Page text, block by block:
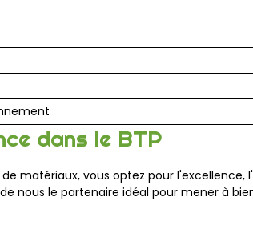
dans le BTP
matériaux, vous optez pour
le partenaire idéal pour mener à